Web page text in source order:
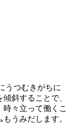
うつむきがちに
斜することで、
々立って働くこ
うみだします。